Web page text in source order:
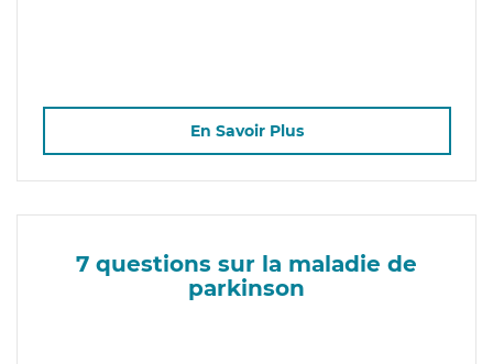
En Savoir Plus
7 questions sur la maladie de
parkinson